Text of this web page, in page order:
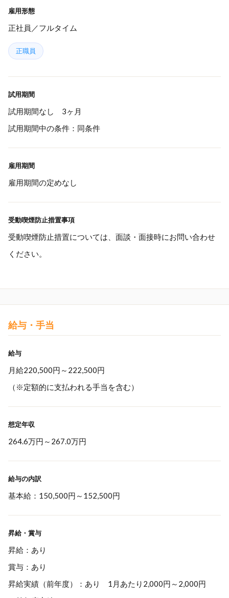
雇用形態
正社員／フルタイム
正職員
試用期間
試用期間なし 3ヶ月
試用期間中の条件：同条件
雇用期間
雇用期間の定めなし
受動喫煙防止措置事項
受動喫煙防止措置については、面談・面接時にお問い合わせ
ください。
給与・手当
給与
月給220,500円～222,500円
（※定額的に支払われる手当を含む）
想定年収
264.6万円 ～ 267.0万円
給与の内訳
基本給：150,500円～152,500円
昇給・賞与
昇給：あり
賞与：あり
昇給実績（前年度）：あり 1月あたり2,000円～2,000円